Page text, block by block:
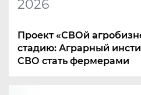
2026
Проект «СВОй
стадию: Аграрный
СВО стать фермерами